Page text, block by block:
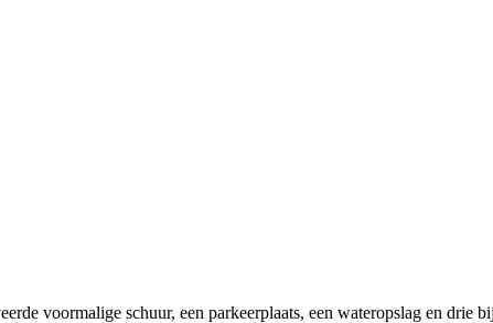
voormalige schuur, een parkeerplaats, een wateropslag en drie